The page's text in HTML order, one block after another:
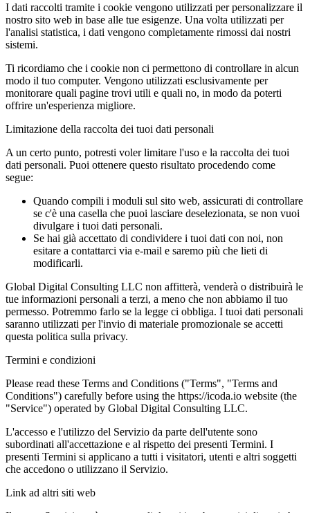
I dati raccolti tramite i cookie vengono utilizzati per personalizzare il
nostro sito web in base alle tue esigenze. Una volta utilizzati per
l'analisi statistica, i dati vengono completamente rimossi dai nostri
sistemi.
Ti ricordiamo che i cookie non ci permettono di controllare in alcun
modo il tuo computer. Vengono utilizzati esclusivamente per
monitorare quali pagine trovi utili e quali no, in modo da poterti
offrire un'esperienza migliore.
Limitazione della raccolta dei tuoi dati personali
A un certo punto, potresti voler limitare l'uso e la raccolta dei tuoi
dati personali. Puoi ottenere questo risultato procedendo come
segue:
Quando compili i moduli sul sito web, assicurati di controllare
se c'è una casella che puoi lasciare deselezionata, se non vuoi
divulgare i tuoi dati personali.
Se hai già accettato di condividere i tuoi dati con noi, non
esitare a contattarci via e-mail e saremo più che lieti di
modificarli.
Global Digital Consulting LLC non affitterà, venderà o distribuirà le
tue informazioni personali a terzi, a meno che non abbiamo il tuo
permesso. Potremmo farlo se la legge ci obbliga. I tuoi dati personali
saranno utilizzati per l'invio di materiale promozionale se accetti
questa politica sulla privacy.
Termini e condizioni
Please read these Terms and Conditions ("Terms", "Terms and
Conditions") carefully before using the https://icoda.io website (the
"Service") operated by Global Digital Consulting LLC.
L'accesso e l'utilizzo del Servizio da parte dell'utente sono
subordinati all'accettazione e al rispetto dei presenti Termini. I
presenti Termini si applicano a tutti i visitatori, utenti e altri soggetti
che accedono o utilizzano il Servizio.
Link ad altri siti web